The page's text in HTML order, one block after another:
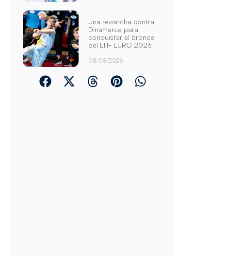
Una revancha contra
Dinamarca para
conquistar el bronce
del EHF EURO 2026
08/08/2026